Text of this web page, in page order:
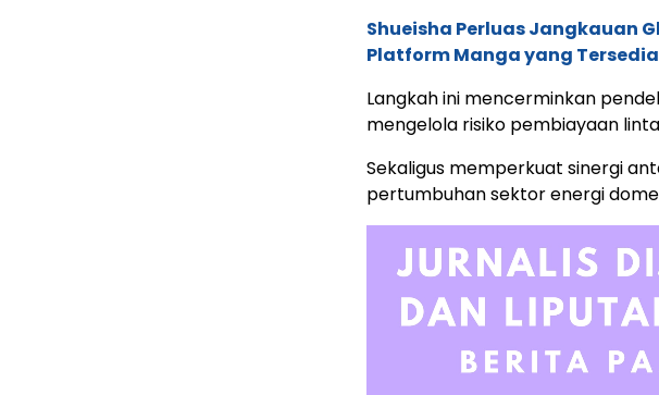
Shueisha Perluas Jangkauan
Platform Manga yang
Langkah ini mencerminkan
mengelola risiko pembiayaan
Sekaligus memperkuat sinergi
pertumbuhan sektor energi